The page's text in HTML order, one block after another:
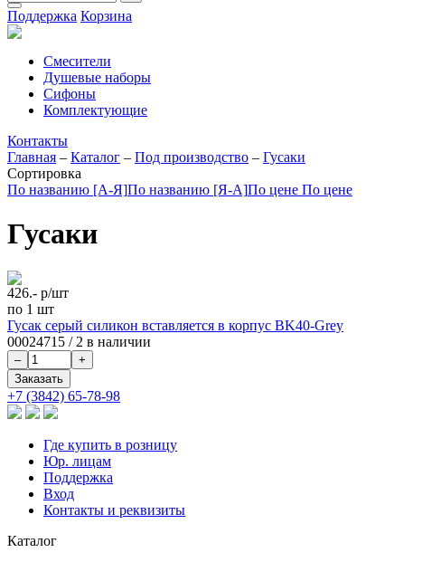
Поддержка Корзина
Смесители
Душевые наборы
Сифоны
Комплектующие
Контакты
Главная – Каталог – Под производство – Гусаки
Сортировка
По названию [А-Я]По названию [Я-А]По цене По цене
Гусаки
426.- р/шт
по 1 шт
Гусак серый силикон вставляется в корпус BK40-Grey
00024715 / 2 в наличии
+7 (3842) 65-78-98
Где купить в розницу
Юр. лицам
Поддержка
Вход
Контакты и реквизиты
Каталог